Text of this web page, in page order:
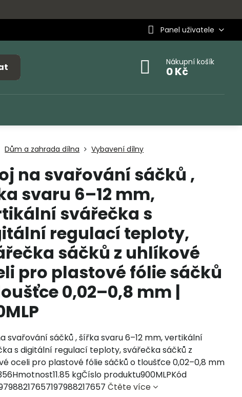
Panel uživatele
Nákupní košík
0 Kč
Dům a zahrada dílna Vybavení dílny
na svařování sáčků ,
svaru 6–12 mm,
svářečka s
regulací teploty,
sáčků z uhlíkové
pro plastové fólie sáčků
0,02–0,8 mm |
svařování sáčků , šířka svaru 6–12 mm, vertikální
s digitální regulací teploty, svářečka sáčků z
oceli pro plastové fólie sáčků o tloušťce 0,02–0,8 mm
kgČíslo produktu900MLPKód
Čtěte více